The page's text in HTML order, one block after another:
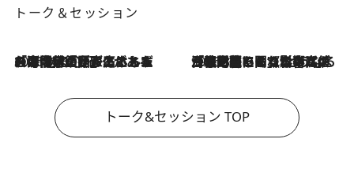
トーク＆セッション
2026.8.3
「今後値上げがあるとすれば…」「リスクがあるのは今年の冬」エネルギー専門家が語る、ホルムズ海峡封鎖が家庭にもたらす“ある心配” 2026.8.3
「住宅建てられない…」「サーチャージ料の高値が続いている」ホルムズ海峡封鎖による影響はいつまで続く？《エネルギー専門家に聞く“どうなる日本の暮らし”》
トーク&セッション TOP